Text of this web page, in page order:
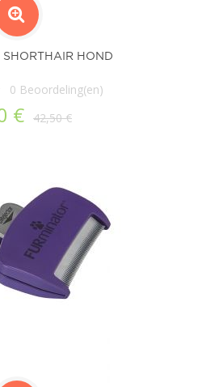
SHORTHAIR HOND
0 Beoordeling(en)
€ 42,50 €